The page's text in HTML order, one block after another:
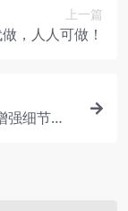
上一篇
，人人可做！
强细节工